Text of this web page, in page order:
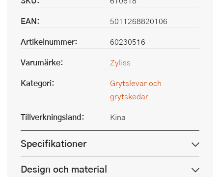
EAN:
5011268820106
Artikelnummer:
60230516
Varumärke:
Zyliss
Kategori:
Grytslevar och
grytskedar
Tillverkningsland:
Kina
Specifikationer
Design och material